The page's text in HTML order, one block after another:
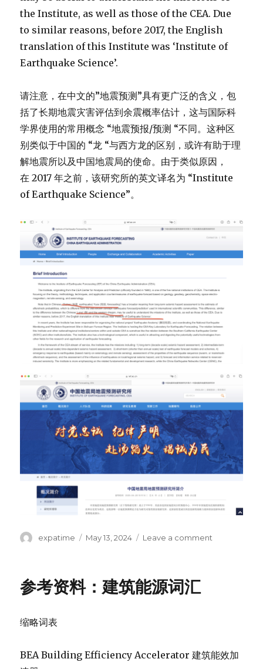
the Institute, as well as those of the CEA. Due
to similar reasons, before 2017, the English
translation of this Institute was ‘Institute of
Earthquake Science’.
请注意，在中文的”地震预测”具有更广泛的含义，包
括了长期地震灾害评估到余震概率估计，这与国际科
学界使用的常用概念 “地震预报/预测 “不同。这种区
别类似于中国的 “龙 “与西方龙的区别，或许有助于理
解地震所以及中国地震局的使命。由于类似原因，
在 2017 年之前，该研究所的英文译名为 “Institute
of Earthquake Science”。
Author
expatime
Posted
May 13, 2024 Leave a comment
研
参考资料：建筑能源词汇
缩略词表
BEA Building Efficiency Accelerator 建筑能效加